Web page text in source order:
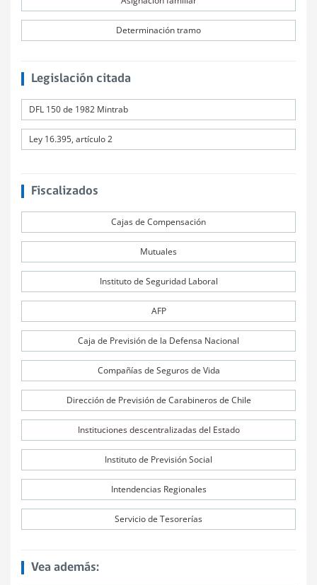
Determinación tramo
Legislación citada
DFL 150 de 1982 Mintrab
Ley 16.395, artículo 2
Fiscalizados
Cajas de Compensación
Mutuales
Instituto de Seguridad Laboral
AFP
Caja de Previsión de la Defensa Nacional
Compañías de Seguros de Vida
Dirección de Previsión de Carabineros de Chile
Instituciones descentralizadas del Estado
Instituto de Previsión Social
Intendencias Regionales
Servicio de Tesorerías
Vea además: